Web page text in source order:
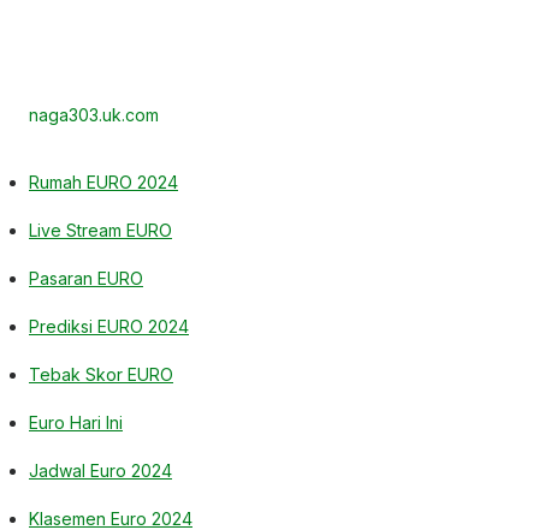
naga303.uk.com
Rumah EURO 2024
Live Stream EURO
Pasaran EURO
Prediksi EURO 2024
Tebak Skor EURO
Euro Hari Ini
Jadwal Euro 2024
Klasemen Euro 2024